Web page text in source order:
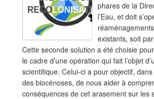
phares de la
l’Eau, et doit
existants, soit
Cette seconde solution a été choisie
le cadre d’une opération qui fait l’objet
scientifique. Celui-ci a pour objectif,
des biocénoses, de nous aider à
conséquences de cet arasement sur les